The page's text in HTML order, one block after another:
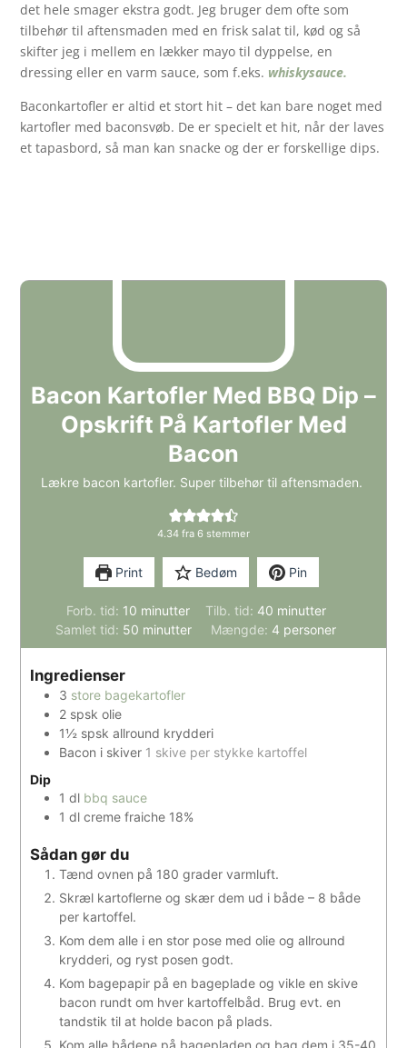
det hele smager ekstra godt. Jeg bruger dem ofte som
tilbehør til aftensmaden med en frisk salat til, kød og så
skifter jeg i mellem en lækker mayo til dyppelse, en
dressing eller en varm sauce, som f.eks. whiskysauce.
Baconkartofler er altid et stort hit – det kan bare noget med
kartofler med baconsvøb. De er specielt et hit, når der laves
et tapasbord, så man kan snacke og der er forskellige dips.
Bacon Kartofler Med BBQ Dip –
Opskrift På Kartofler Med
Bacon
Lækre bacon kartofler. Super tilbehør til aftensmaden.
4.34 fra 6 stemmer
Print Bedøm Pin
Forb. tid: 10minutter
minutter Tilb. tid: 40minutter
minutter
Samlet tid: 50 minutter
minutter Mængde: 4 personer
Ingredienser
3 store bagekartofler
2 spsk olie
1½ spsk allround krydderi
Bacon i skiver 1 skive per stykke kartoffel
Dip
1 dl bbq sauce
1 dl creme fraiche 18%
Sådan gør du
Tænd ovnen på 180 grader varmluft.
Skræl kartoflerne og skær dem ud i både – 8 både
per kartoffel.
Kom dem alle i en stor pose med olie og allround
krydderi, og ryst posen godt.
Kom bagepapir på en bageplade og vikle en skive
bacon rundt om hver kartoffelbåd. Brug evt. en
tandstik til at holde bacon på plads.
Kom alle bådene på bagepladen og bag dem i 35-40